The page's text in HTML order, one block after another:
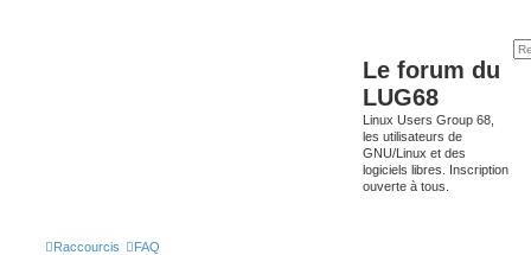
Le forum du
LUG68
Linux Users Group 68,
les utilisateurs de
GNU/Linux et des
logiciels libres. Inscription
ouverte à tous.
Raccourcis FAQ